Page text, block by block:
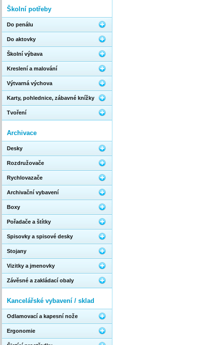
Školní potřeby
Do penálu
Do aktovky
Školní výbava
Kreslení a malování
Výtvarná výchova
Karty, pohlednice, zábavné knížky
Tvoření
Archivace
Desky
Rozdružovače
Rychlovazače
Archivační vybavení
Boxy
Pořadače a štítky
Spisovky a spisové desky
Stojany
Vizitky a jmenovky
Závěsné a zakládací obaly
Kancelářské vybavení / sklad
Odlamovací a kapesní nože
Ergonomie